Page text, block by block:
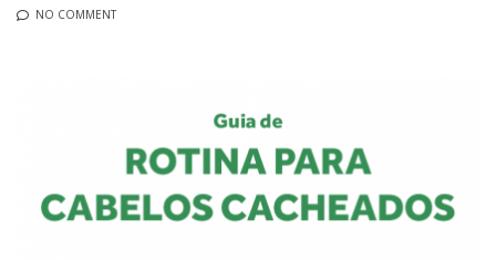
NO COMMENT